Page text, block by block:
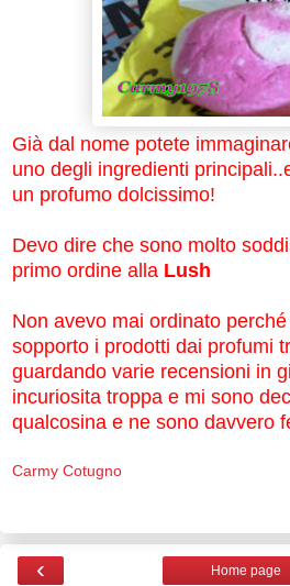
Già dal nome potete
uno degli ingredienti
un profumo dolcissimo!
Devo dire che sono molto
primo ordine alla Lush
Non avevo mai ordinato
sopporto i prodotti dai profumi
guardando varie recensioni in
incuriosita troppa e mi sono
qualcosina e ne sono davvero
Carmy Cotugno
‹ Home page